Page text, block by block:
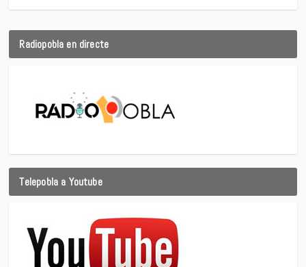
Radiopobla en directe
Telepobla a Youtube